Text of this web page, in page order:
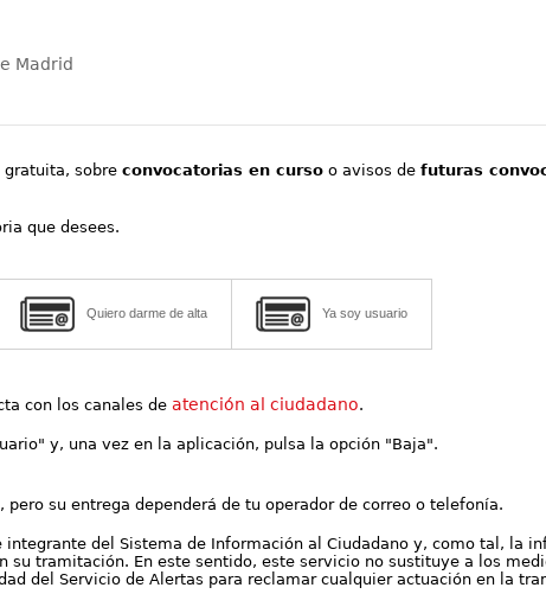
Madrid
gratuita, sobreconvocatorias en curso o avisos defuturas
que desees.
Quiero darme de alta Ya soy usuario
con los canales deatención al ciudadano.
y, una vez en la aplicación, pulsa la opción "Baja".
su entrega dependerá de tu operador de correo o telefonía.
del Sistema de Información al Ciudadano y, como tal, la
tramitación. En este sentido, este servicio no sustituye a los
del Servicio de Alertas para reclamar cualquier actuación en la